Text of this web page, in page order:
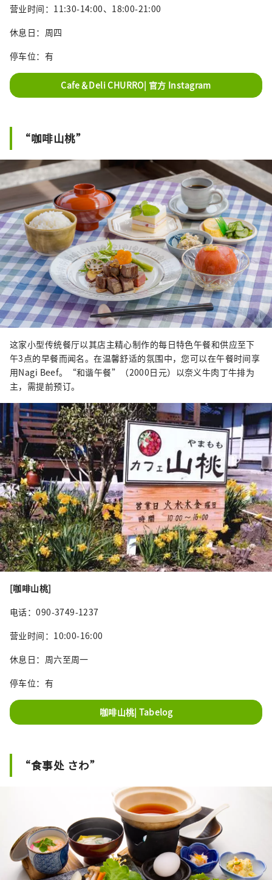
营业时间：11:30-14:00、18:00-21:00
休息日：周四
停车位：有
Cafe＆Deli CHURRO| 官方 Instagram
“咖啡山桃”
这家小型传统餐厅以其店主精心制作的每日特色午餐和供应至下
午3点的早餐而闻名。在温馨舒适的氛围中，您可以在午餐时间享
用Nagi Beef。“和谐午餐”（2000日元）以奈义牛肉丁牛排为
主，需提前预订。
[咖啡山桃]
电话：090-3749-1237
营业时间：10:00-16:00
休息日：周六至周一
停车位：有
咖啡山桃| Tabelog
“食事处 さわ”